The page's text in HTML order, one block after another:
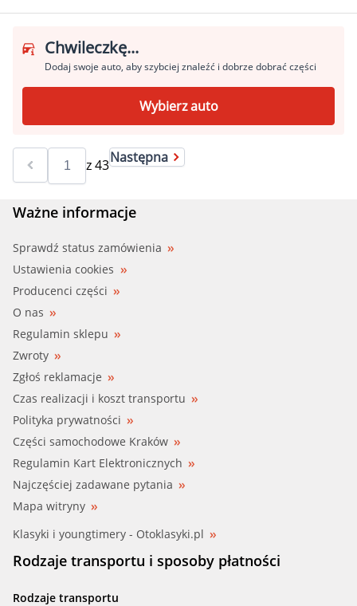
Chwileczkę...
Dodaj swoje auto, aby szybciej znaleźć i dobrze dobrać części
Wybierz auto
z43Następna
Ważne informacje
Sprawdź status zamówienia
Ustawienia cookies
Producenci części
O nas
Regulamin sklepu
Zwroty
Zgłoś reklamacje
Czas realizacji i koszt transportu
Polityka prywatności
Części samochodowe Kraków
Regulamin Kart Elektronicznych
Najczęściej zadawane pytania
Mapa witryny
Klasyki i youngtimery - Otoklasyki.pl
Rodzaje transportu i sposoby płatności
Rodzaje transportu